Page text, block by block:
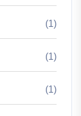
(1)
(1)
(1)